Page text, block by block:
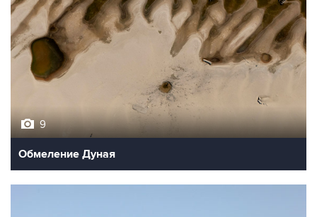
9
Обмеление Дуная